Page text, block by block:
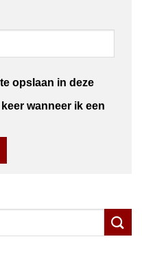
opslaan in deze
wanneer ik een